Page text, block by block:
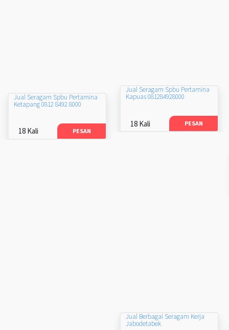
Jual Seragam Spbu Pertamina
Kapuas 081284928000
18 Kali PESAN
Jual Seragam Spbu Pertamina
Ketapang 0812 8492 8000
18 Kali PESAN
Jual Berbagai Seragam Kerja
Jabodetabek